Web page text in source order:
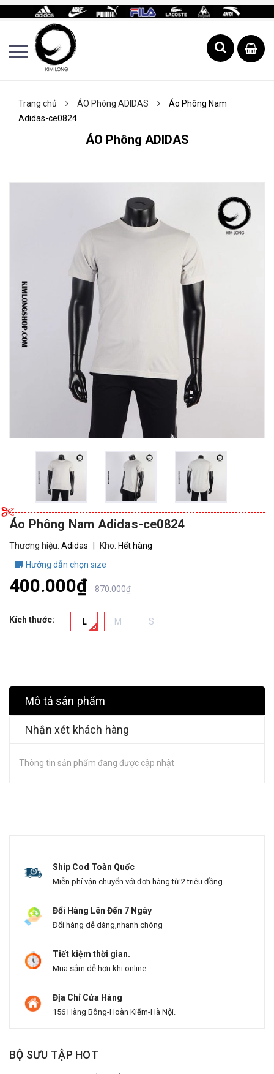
Trang chủ ÁO Phông ADIDAS
Áo Phông Nam
Adidas-ce0824
ÁO Phông ADIDAS
Áo Phông Nam Adidas-ce0824
Thương hiệu: Adidas Kho: Hết hàng
Hướng dẫn chọn size
400.000₫ 870.000₫
Kích thước: L M S
Mô tả sản phẩm
Nhận xét khách hàng
Thông tin sản phẩm đang được cập nhật
Ship Cod Toàn Quốc
Miễn phí vận chuyển với đơn hàng từ 2 triệu đồng.
Đổi Hàng Lên Đến 7 Ngày
Đổi hàng dễ dàng,nhanh chóng
Tiết kiệm thời gian.
Mua sắm dễ hơn khi online.
Địa Chỉ Cửa Hàng
156 Hàng Bông-Hoàn Kiếm-Hà Nội.
BỘ SƯU TẬP HOT